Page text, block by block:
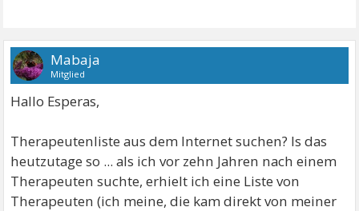
Mabaja
Mitglied
Hallo Esperas,
Therapeutenliste aus dem Internet suchen? Is das
heutzutage so ... als ich vor zehn Jahren nach einem
Therapeuten suchte, erhielt ich eine Liste von
Therapeuten (ich meine, die kam direkt von meiner